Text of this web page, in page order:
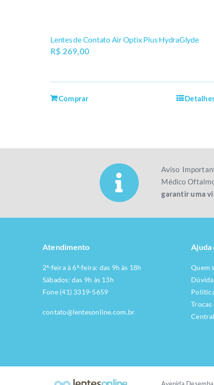
Lentes de Contato Air Optix Plus HydraGlyde
R$ 269,00
Comprar
Aviso
Médico
garantir uma
Atendimento
2ª-feira à 6ª-feira: das 9h às 18h
Sábados: das 9h às 13h
Fone (41) 3319-5659
contato@lentesonline.com.br
Ajuda
Quem
Trocas